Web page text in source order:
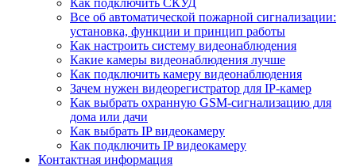
Как подключить СКУД
Все об автоматической пожарной сигнализации:
установка, функции и принцип работы
Как настроить систему видеонаблюдения
Какие камеры видеонаблюдения лучше
Как подключить камеру видеонаблюдения
Зачем нужен видеорегистратор для IP-камер
Как выбрать охранную GSM-сигнализацию для
дома или дачи
Как выбрать IP видеокамеру
Как подключить IP видеокамеру
Контактная информация